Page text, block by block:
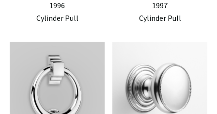
1996
Cylinder Pull
1997
Cylinder Pull